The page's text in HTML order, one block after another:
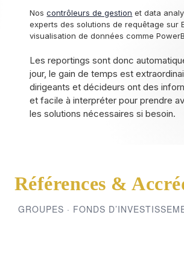
Noscontrôleurs de gestion et data
experts des solutions de requêtage sur
visualisation de données comme
Les reportings sont donc
jour, le gain de temps est
dirigeants et décideurs ont des
et facile à interpréter pour prendre
les solutions nécessaires si besoin.
Références &
GROUPES · FONDS